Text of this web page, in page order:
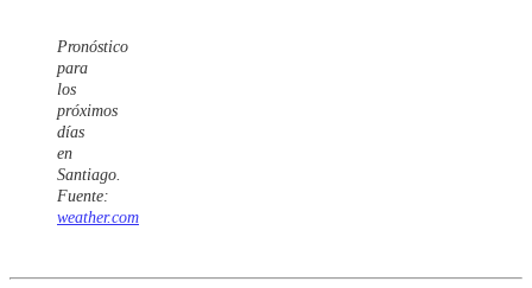
Pronóstico
para
los
próximos
días
en
Santiago.
Fuente:
weather.com